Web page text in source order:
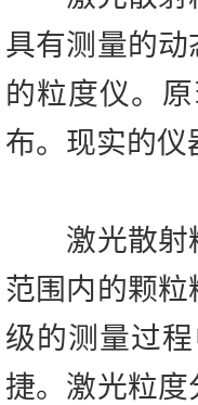
具有测量的
的粒度仪。
布。现实的
激光散射粒
范围内的颗
级的测量过
捷。激光粒